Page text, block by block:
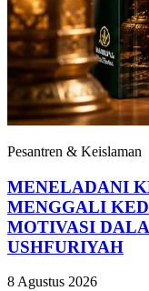
Pesantren & Keislaman
MENELADANI
MENGGALI
MOTIVASI
USHFURIYAH
8 Agustus 2026